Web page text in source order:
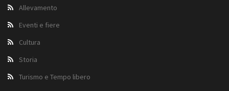
Allevamento
Eventi e fiere
Cultura
Storia
Turismo e Tempo libero